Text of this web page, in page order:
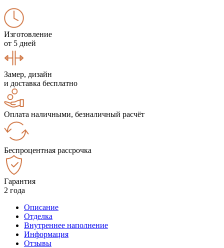
Изготовление
от 5 дней
Замер, дизайн
и доставка бесплатно
Оплата наличными, безналичный расчёт
Беспроцентная рассрочка
Гарантия
2 года
Описание
Отделка
Внутреннее наполнение
Информация
Отзывы